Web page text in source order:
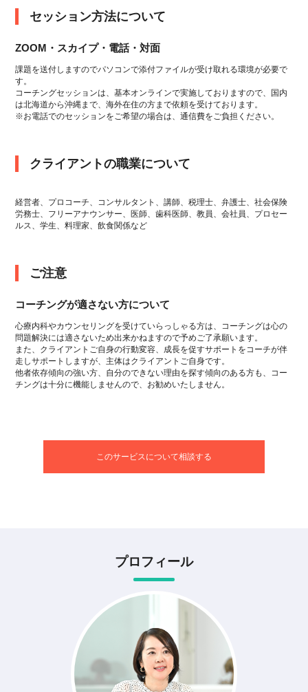
セッション方法について
ZOOM・スカイプ・電話・対面
課題を送付しますのでパソコンで添付ファイルが受け取れる環境が必要で
す。
コーチングセッションは、基本オンラインで実施しておりますので、国内
は北海道から沖縄まで、海外在住の方まで依頼を受けております。
※お電話でのセッションをご希望の場合は、通信費をご負担ください。
クライアントの職業について
経営者、プロコーチ、コンサルタント、講師、税理士、弁護士、社会保険
労務士、フリーアナウンサー、医師、歯科医師、教員、会社員、プロセー
ルス、学生、料理家、飲食関係など
ご注意
コーチングが適さない方について
心療内科やカウンセリングを受けていらっしゃる方は、コーチングは心の
問題解決には適さないため出来かねますので予めご了承願います。
また、クライアントご自身の行動変容、成長を促すサポートをコーチが伴
走しサポートしますが、主体はクライアントご自身です。
他者依存傾向の強い方、自分のできない理由を探す傾向のある方も、コー
チングは十分に機能しませんので、お勧めいたしません。
このサービスについて相談する
プロフィール